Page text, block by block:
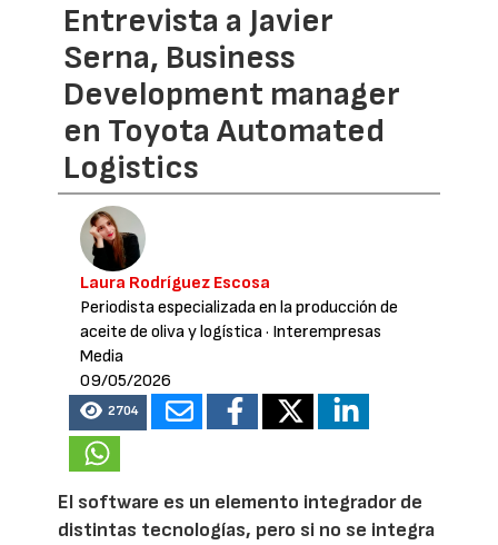
Entrevista a Javier
Serna, Business
Development manager
en Toyota Automated
Logistics
Laura Rodríguez Escosa
Periodista especializada en la producción de
aceite de oliva y logística· Interempresas
Media
09/05/2026
2704
El software es un elemento integrador de
distintas tecnologías, pero si no se integra